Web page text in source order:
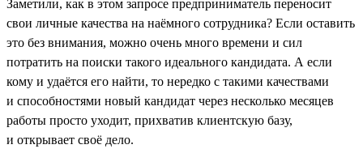
Заметили, как в этом запросе предприниматель переносит
свои личные качества на наёмного сотрудника? Если оставить
это без внимания, можно очень много времени и сил
потратить на поиски такого идеального кандидата. А если
кому и удаётся его найти, то нередко с такими качествами
и способностями новый кандидат через несколько месяцев
работы просто уходит, прихватив клиентскую базу,
и открывает своё дело.